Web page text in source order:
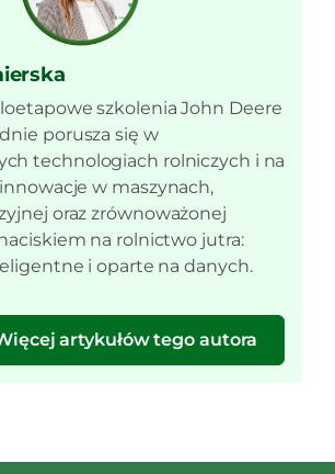
szkolenia John Deere
porusza się w
technologiach rolniczych i na
w maszynach,
oraz zrównoważonej
na rolnictwo jutra:
i oparte na danych.
artykułów tego autora